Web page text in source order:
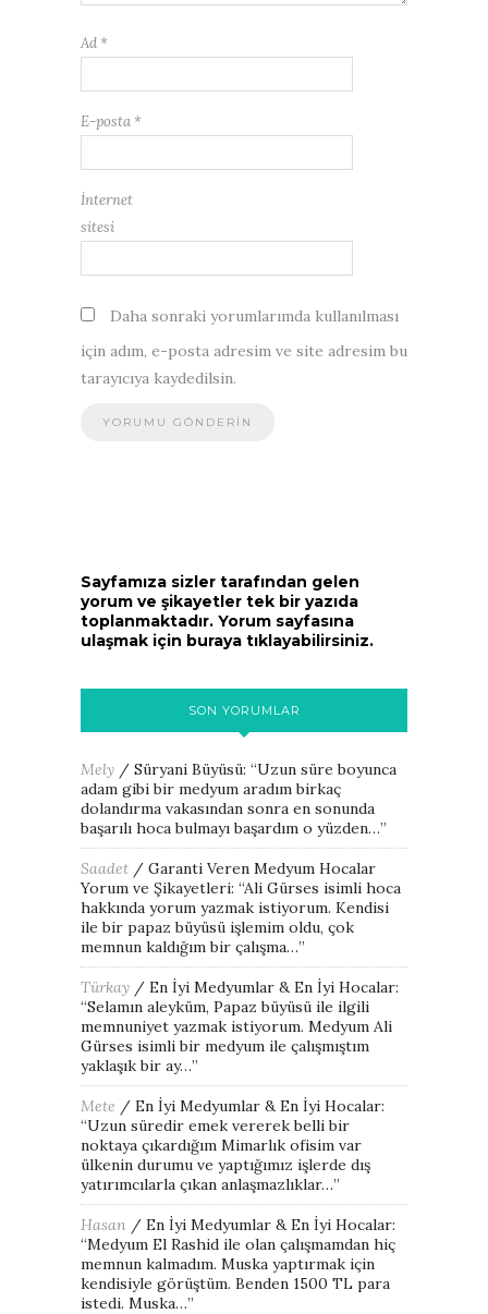
Ad *
E-posta *
İnternet
sitesi
Daha sonraki yorumlarımda kullanılması
için adım, e-posta adresim ve site adresim bu
tarayıcıya kaydedilsin.
Sayfamıza sizler tarafından gelen
yorum ve şikayetler tek bir yazıda
toplanmaktadır. Yorum sayfasına
ulaşmak için buraya tıklayabilirsiniz.
SON YORUMLAR
Mely / Süryani Büyüsü: “Uzun süre boyunca
adam gibi bir medyum aradım birkaç
dolandırma vakasından sonra en sonunda
başarılı hoca bulmayı başardım o yüzden…”
Saadet / Garanti Veren Medyum Hocalar
Yorum ve Şikayetleri: “Ali Gürses isimli hoca
hakkında yorum yazmak istiyorum. Kendisi
ile bir papaz büyüsü işlemim oldu, çok
memnun kaldığım bir çalışma…”
Türkay / En İyi Medyumlar & En İyi Hocalar:
“Selamın aleyküm, Papaz büyüsü ile ilgili
memnuniyet yazmak istiyorum. Medyum Ali
Gürses isimli bir medyum ile çalışmıştım
yaklaşık bir ay…”
Mete / En İyi Medyumlar & En İyi Hocalar:
“Uzun süredir emek vererek belli bir
noktaya çıkardığım Mimarlık ofisim var
ülkenin durumu ve yaptığımız işlerde dış
yatırımcılarla çıkan anlaşmazlıklar…”
Hasan / En İyi Medyumlar & En İyi Hocalar:
“Medyum El Rashid ile olan çalışmamdan hiç
memnun kalmadım. Muska yaptırmak için
kendisiyle görüştüm. Benden 1500 TL para
istedi. Muska…”